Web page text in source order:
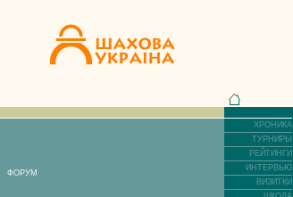
ФОРУМ
ХРОНИКА
ТУРНИРЫ
РЕЙТИНГИ
ИНТЕРВЬЮ
ВИЗИТКИ